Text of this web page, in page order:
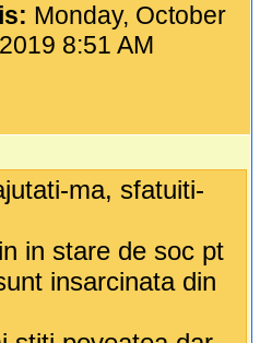
Monday, October
8:51 AM
ma, sfatuiti-
in stare de soc pt
insarcinata din